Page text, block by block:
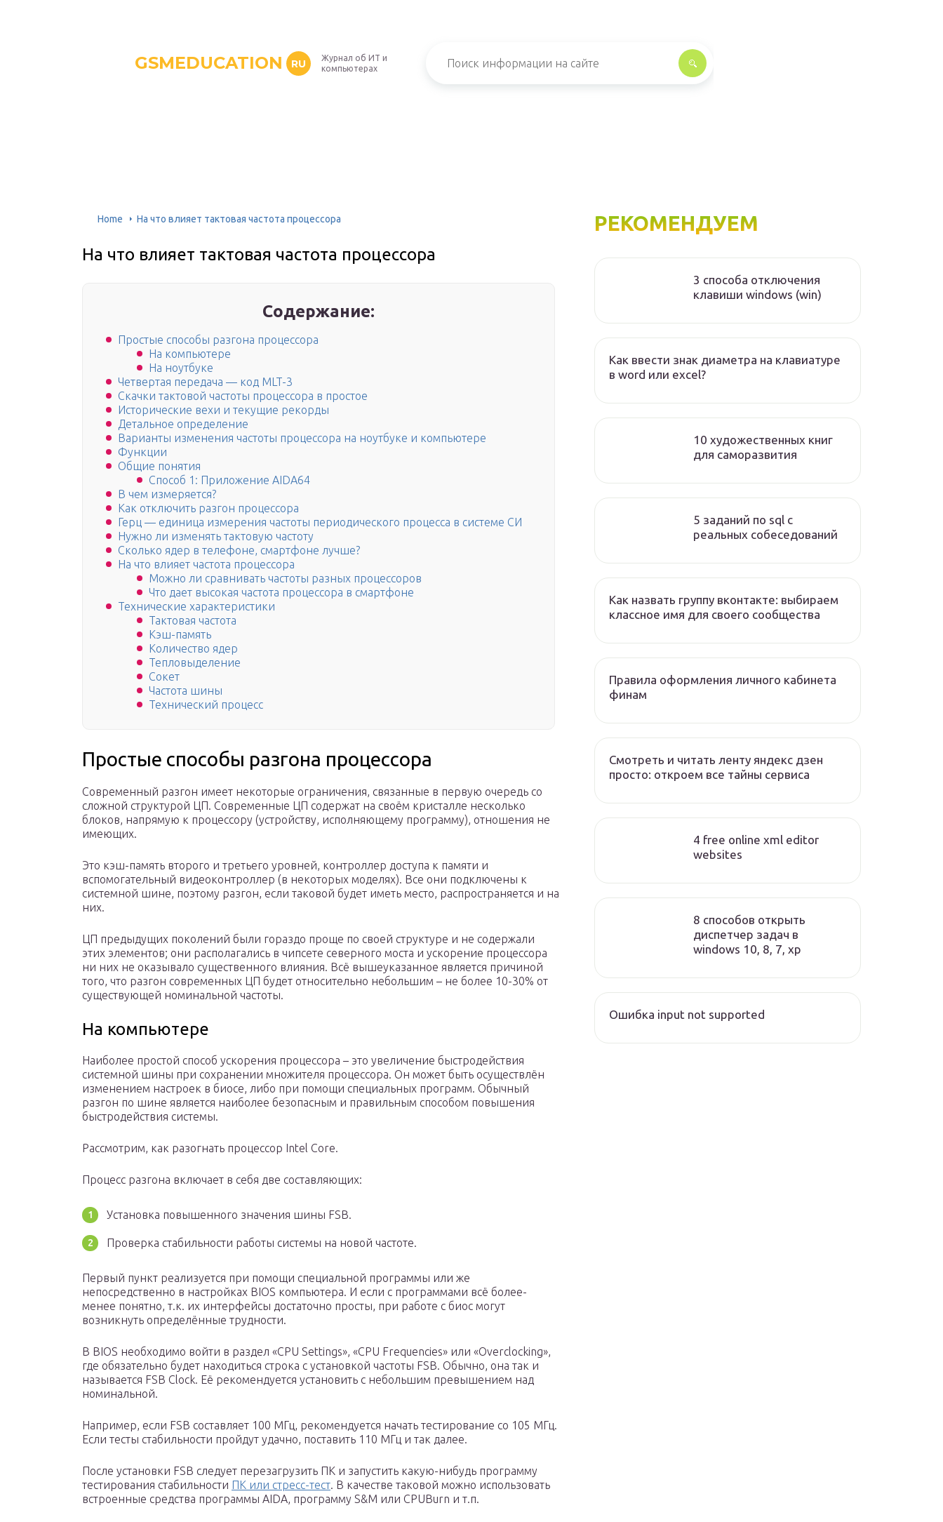
GSMEDUCATION RU
Журнал об ИТ и
компьютерах
Home На что влияет тактовая частота процессора
На что влияет тактовая частота процессора
Содержание:
Простые способы разгона процессора
На компьютере
На ноутбуке
Четвертая передача — код MLT-3
Скачки тактовой частоты процессора в простое
Исторические вехи и текущие рекорды
Детальное определение
Варианты изменения частоты процессора на ноутбуке и компьютере
Функции
Общие понятия
Способ 1: Приложение AIDA64
В чем измеряется?
Как отключить разгон процессора
Герц — единица измерения частоты периодического процесса в системе СИ
Нужно ли изменять тактовую частоту
Сколько ядер в телефоне, смартфоне лучше?
На что влияет частота процессора
Можно ли сравнивать частоты разных процессоров
Что дает высокая частота процессора в смартфоне
Технические характеристики
Тактовая частота
Кэш-память
Количество ядер
Тепловыделение
Сокет
Частота шины
Технический процесс
Простые способы разгона процессора
Современный разгон имеет некоторые ограничения, связанные в первую очередь со
сложной структурой ЦП. Современные ЦП содержат на своём кристалле несколько
блоков, напрямую к процессору (устройству, исполняющему программу), отношения не
имеющих.
Это кэш-память второго и третьего уровней, контроллер доступа к памяти и
вспомогательный видеоконтроллер (в некоторых моделях). Все они подключены к
системной шине, поэтому разгон, если таковой будет иметь место, распространяется и на
них.
ЦП предыдущих поколений были гораздо проще по своей структуре и не содержали
этих элементов; они располагались в чипсете северного моста и ускорение процессора
ни них не оказывало существенного влияния. Всё вышеуказанное является причиной
того, что разгон современных ЦП будет относительно небольшим – не более 10-30% от
существующей номинальной частоты.
На компьютере
Наиболее простой способ ускорения процессора – это увеличение быстродействия
системной шины при сохранении множителя процессора. Он может быть осуществлён
изменением настроек в биосе, либо при помощи специальных программ. Обычный
разгон по шине является наиболее безопасным и правильным способом повышения
быстродействия системы.
Рассмотрим, как разогнать процессор Intel Core.
Процесс разгона включает в себя две составляющих:
Установка повышенного значения шины FSB.
Проверка стабильности работы системы на новой частоте.
Первый пункт реализуется при помощи специальной программы или же
непосредственно в настройках BIOS компьютера. И если с программами всё более-
менее понятно, т.к. их интерфейсы достаточно просты, при работе с биос могут
возникнуть определённые трудности.
В BIOS необходимо войти в раздел «CPU Settings», «CPU Frequencies» или «Overclocking»,
где обязательно будет находиться строка с установкой частоты FSB. Обычно, она так и
называется FSB Clock. Её рекомендуется установить с небольшим превышением над
номинальной.
Например, если FSB составляет 100 МГц, рекомендуется начать тестирование со 105 МГц.
Если тесты стабильности пройдут удачно, поставить 110 МГц и так далее.
После установки FSB следует перезагрузить ПК и запустить какую-нибудь программу
тестирования стабильности ПК или стресс-тест. В качестве таковой можно использовать
встроенные средства программы AIDA, программу S&M или CPUBurn и т.п.
РЕКОМЕНДУЕМ
3 способа отключения
клавиши windows (win)
Как ввести знак диаметра на клавиатуре
в word или excel?
10 художественных книг
для саморазвития
5 заданий по sql с
реальных собеседований
Как назвать группу вконтакте: выбираем
классное имя для своего сообщества
Правила оформления личного кабинета
финам
Смотреть и читать ленту яндекс дзен
просто: откроем все тайны сервиса
4 free online xml editor
websites
8 способов открыть
диспетчер задач в
windows 10, 8, 7, xp
Ошибка input not supported